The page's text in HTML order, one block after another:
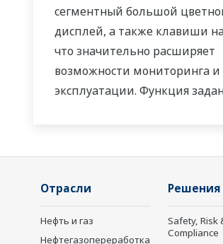
сегментный большой
дисплей, а также клавиши
что значительно расширяет
возможности мониторинга и
эксплуатации. Функция
сэкономить место на
Также UT75A поддерживает
сети, такие как связь
Отрасли
Нефть и газ
Нефтегазопереработка
Решения
Safety, Risk
Compliance